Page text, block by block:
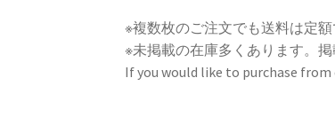
c
e
b
t
t
a
i
l
n
t
e
n
e
※複数枚のご注文でも送料は定額
※未掲載の在庫多くあります。
If you would like to purchase from